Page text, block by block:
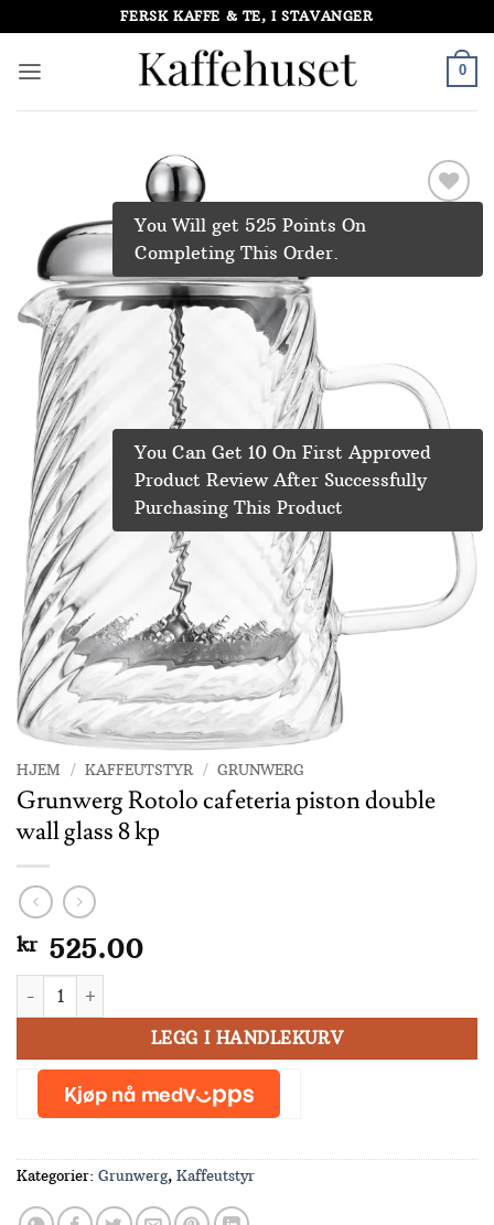
to
content
FERSK KAFFE & TE, I STAVANGER
0
HJEM / KAFFEUTSTYR / GRUNWERG
Grunwerg Rotolo cafeteria piston double
wall glass 8 kp
kr525.00
You Will get 525 Points On
Completing This Order.
You Can Get 10 On First Approved
Product Review After Successfully
Purchasing This Product
Grunwerg Rotolo cafeteria piston double wall glass 8 kp
LEGG I HANDLEKURV
Kategorier: Grunwerg, Kaffeutstyr